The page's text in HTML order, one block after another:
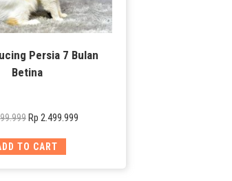
Persia 7 Bulan
Betina
Rp 2.499.999
TO CART